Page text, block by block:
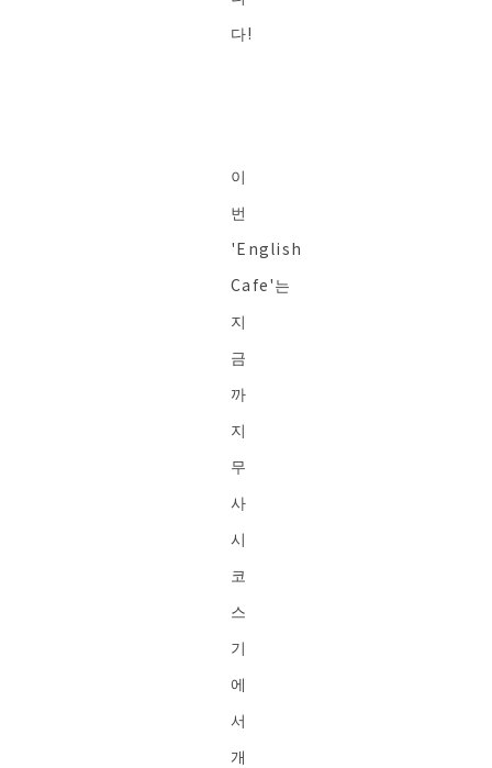
다!
이
번
'English
Cafe'는
지
금
까
지
무
사
시
코
스
기
에
서
개